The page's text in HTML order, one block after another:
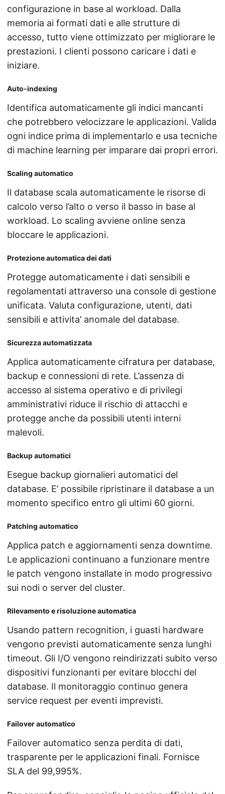
configurazione in base al workload. Dalla
memoria ai formati dati e alle strutture di
accesso, tutto viene ottimizzato per migliorare le
prestazioni. I clienti possono caricare i dati e
iniziare.
Auto-indexing
Identifica automaticamente gli indici mancanti
che potrebbero velocizzare le applicazioni. Valida
ogni indice prima di implementarlo e usa tecniche
di machine learning per imparare dai propri errori.
Scaling automatico
Il database scala automaticamente le risorse di
calcolo verso l’alto o verso il basso in base al
workload. Lo scaling avviene online senza
bloccare le applicazioni.
Protezione automatica dei dati
Protegge automaticamente i dati sensibili e
regolamentati attraverso una console di gestione
unificata. Valuta configurazione, utenti, dati
sensibili e attivita’ anomale del database.
Sicurezza automatizzata
Applica automaticamente cifratura per database,
backup e connessioni di rete. L’assenza di
accesso al sistema operativo e di privilegi
amministrativi riduce il rischio di attacchi e
protegge anche da possibili utenti interni
malevoli.
Backup automatici
Esegue backup giornalieri automatici del
database. E’ possibile ripristinare il database a un
momento specifico entro gli ultimi 60 giorni.
Patching automatico
Applica patch e aggiornamenti senza downtime.
Le applicazioni continuano a funzionare mentre
le patch vengono installate in modo progressivo
sui nodi o server del cluster.
Rilevamento e risoluzione automatica
Usando pattern recognition, i guasti hardware
vengono previsti automaticamente senza lunghi
timeout. Gli I/O vengono reindirizzati subito verso
dispositivi funzionanti per evitare blocchi del
database. Il monitoraggio continuo genera
service request per eventi imprevisti.
Failover automatico
Failover automatico senza perdita di dati,
trasparente per le applicazioni finali. Fornisce
SLA del 99,995%.